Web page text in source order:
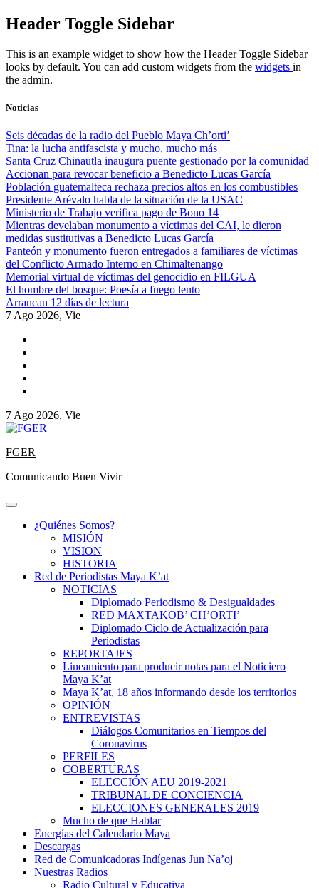
Skip
to
Header Toggle Sidebar
This is an example widget to show how the Header Toggle Sidebar
looks by default. You can add custom widgets from the widgets in
the admin.
Noticias
Seis décadas de la radio del Pueblo Maya Ch’orti’
Tina: la lucha antifascista y mucho, mucho más
Santa Cruz Chinautla inaugura puente gestionado por la comunidad
Accionan para revocar beneficio a Benedicto Lucas García
Población guatemalteca rechaza precios altos en los combustibles
Presidente Arévalo habla de la situación de la USAC
Ministerio de Trabajo verifica pago de Bono 14
Mientras develaban monumento a víctimas del CAI, le dieron
medidas sustitutivas a Benedicto Lucas García
Panteón y monumento fueron entregados a familiares de víctimas
del Conflicto Armado Interno en Chimaltenango
Memorial virtual de víctimas del genocidio en FILGUA
El hombre del bosque: Poesía a fuego lento
Arrancan 12 días de lectura
7 Ago 2026, Vie
7 Ago 2026, Vie
FGER
Comunicando Buen Vivir
¿Quiénes Somos?
MISIÓN
VISION
HISTORIA
Red de Periodistas Maya K’at
NOTICIAS
Diplomado Periodismo & Desigualdades
RED MAXTAKOB’ CH’ORTI’
Diplomado Ciclo de Actualización para
Periodistas
REPORTAJES
Lineamiento para producir notas para el Noticiero
Maya K’at
Maya K’at, 18 años informando desde los territorios
OPINIÓN
ENTREVISTAS
Diálogos Comunitarios en Tiempos del
Coronavirus
PERFILES
COBERTURAS
ELECCIÓN AEU 2019-2021
TRIBUNAL DE CONCIENCIA
ELECCIONES GENERALES 2019
Mucho de que Hablar
Energías del Calendario Maya
Descargas
Red de Comunicadoras Indígenas Jun Na’oj
Nuestras Radios
Radio Cultural y Educativa